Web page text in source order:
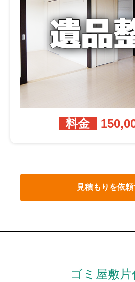
料金
見積もりを依
ゴミ屋敷片